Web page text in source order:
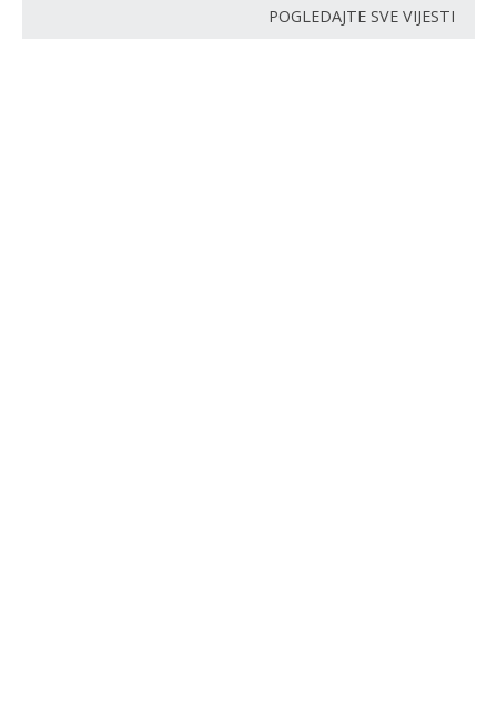
POGLEDAJTE SVE VIJESTI